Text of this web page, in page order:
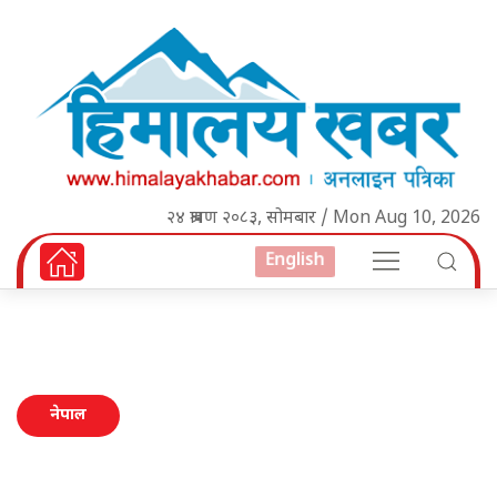
२४ श्रावण २०८३, सोमबार / Mon Aug 10, 2026
English
नेपाल